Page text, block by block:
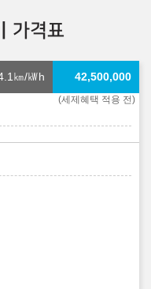
가격표
㎞/㎾h
(세제혜택 적용 전)
42,500,000